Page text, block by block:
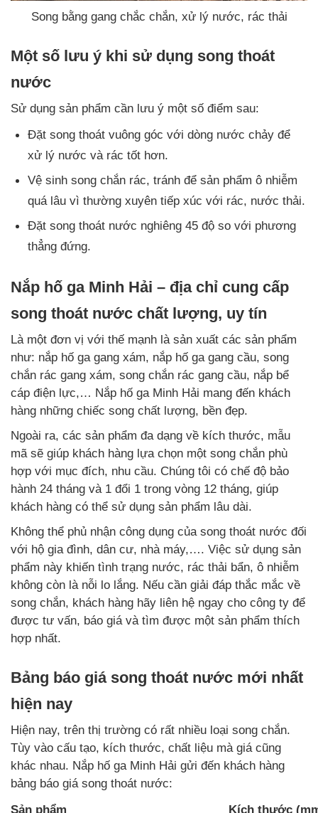
Song bằng gang chắc chắn, xử lý nước, rác thải
Một số lưu ý khi sử dụng song thoát
nước
Sử dụng sản phẩm cần lưu ý một số điểm sau:
Đặt song thoát vuông góc với dòng nước chảy để
xử lý nước và rác tốt hơn.
Vệ sinh song chắn rác, tránh để sản phẩm ô nhiễm
quá lâu vì thường xuyên tiếp xúc với rác, nước thải.
Đặt song thoát nước nghiêng 45 độ so với phương
thẳng đứng.
Nắp hố ga Minh Hải – địa chỉ cung cấp
song thoát nước chất lượng, uy tín
Là một đơn vị với thế mạnh là sản xuất các sản phẩm
như: nắp hố ga gang xám, nắp hố ga gang cầu, song
chắn rác gang xám, song chắn rác gang cầu, nắp bể
cáp điện lực,… Nắp hố ga Minh Hải mang đến khách
hàng những chiếc song chất lượng, bền đẹp.
Ngoài ra, các sản phẩm đa dạng về kích thước, mẫu
mã sẽ giúp khách hàng lựa chọn một song chắn phù
hợp với mục đích, nhu cầu. Chúng tôi có chế độ bảo
hành 24 tháng và 1 đổi 1 trong vòng 12 tháng, giúp
khách hàng có thể sử dụng sản phẩm lâu dài.
Không thể phủ nhận công dụng của song thoát nước đối
với hộ gia đình, dân cư, nhà máy,…. Việc sử dụng sản
phẩm này khiến tình trạng nước, rác thải bẩn, ô nhiễm
không còn là nỗi lo lắng. Nếu cần giải đáp thắc mắc về
song chắn, khách hàng hãy liên hệ ngay cho công ty để
được tư vấn, báo giá và tìm được một sản phẩm thích
hợp nhất.
Bảng báo giá song thoát nước mới nhất
hiện nay
Hiện nay, trên thị trường có rất nhiều loại song chắn.
Tùy vào cấu tạo, kích thước, chất liệu mà giá cũng
khác nhau. Nắp hố ga Minh Hải gửi đến khách hàng
bảng báo giá song thoát nước:
Sản phẩm
Kích thước